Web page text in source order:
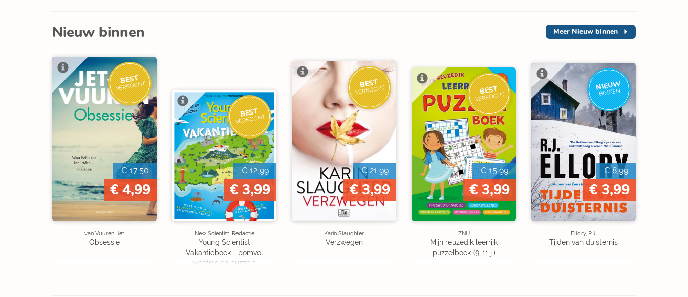
Nieuw binnen Meer Nieuw binnen
BEST
VERKOCHT
€ 17,50
€ 4,99
van Vuuren, Jet
Obsessie
BEST
VERKOCHT
€ 12,99
€ 3,99
New Scientist, Redactie
Young Scientist
Vakantieboek - bomvol
weetjes en puzzels
BEST
VERKOCHT
€ 21,99
€ 3,99
Karin Slaughter
Verzwegen
BEST
VERKOCHT
€ 15,99
€ 3,99
ZNU
Mijn reuzedik leerrijk
puzzelboek (9-11 j.)
NIEUW
BINNEN
€ 8,99
€ 3,99
Ellory, R.J.
Tijden van duisternis